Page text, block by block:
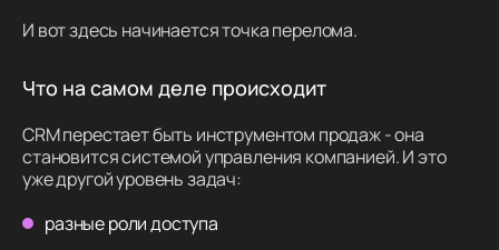
И вот здесь начинается точка перелома.
Что на самом деле происходит
CRM перестает быть инструментом продаж - она
становится системой управления компанией. И это
уже другой уровень задач:
разные роли доступа